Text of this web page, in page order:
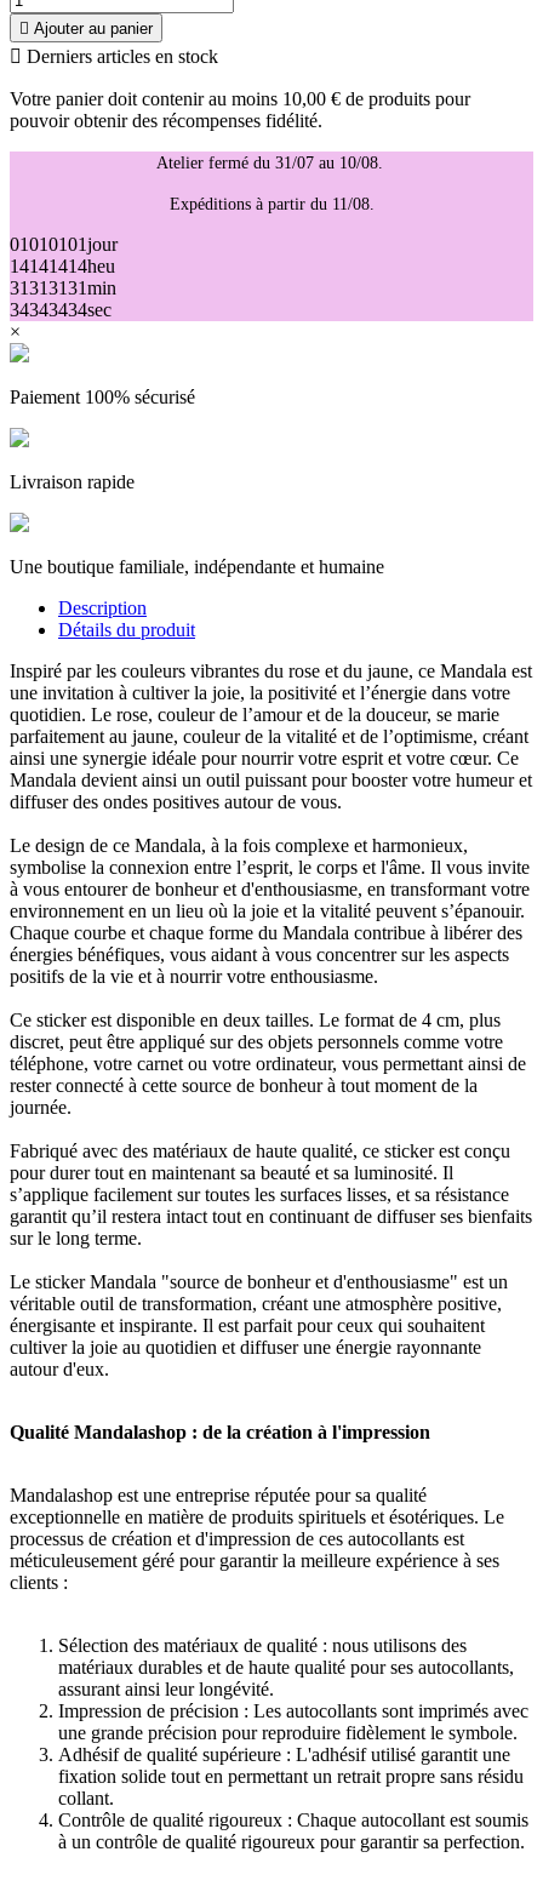
 Ajouter au panier
 Derniers articles en stock
Votre panier doit contenir au moins 10,00 € de produits pour
pouvoir obtenir des récompenses fidélité.
Atelier fermé du 31/07 au 10/08.
Expéditions à partir du 11/08.
01010101jour
14141414heu
31313131min
34343434sec
×
Paiement 100% sécurisé
Livraison rapide
Une boutique familiale, indépendante et humaine
Description
Détails du produit
Inspiré par les couleurs vibrantes du rose et du jaune, ce Mandala est
une invitation à cultiver la joie, la positivité et l’énergie dans votre
quotidien. Le rose, couleur de l’amour et de la douceur, se marie
parfaitement au jaune, couleur de la vitalité et de l’optimisme, créant
ainsi une synergie idéale pour nourrir votre esprit et votre cœur. Ce
Mandala devient ainsi un outil puissant pour booster votre humeur et
diffuser des ondes positives autour de vous.
Le design de ce Mandala, à la fois complexe et harmonieux,
symbolise la connexion entre l’esprit, le corps et l'âme. Il vous invite
à vous entourer de bonheur et d'enthousiasme, en transformant votre
environnement en un lieu où la joie et la vitalité peuvent s’épanouir.
Chaque courbe et chaque forme du Mandala contribue à libérer des
énergies bénéfiques, vous aidant à vous concentrer sur les aspects
positifs de la vie et à nourrir votre enthousiasme.
Ce sticker est disponible en deux tailles. Le format de 4 cm, plus
discret, peut être appliqué sur des objets personnels comme votre
téléphone, votre carnet ou votre ordinateur, vous permettant ainsi de
rester connecté à cette source de bonheur à tout moment de la
journée.
Fabriqué avec des matériaux de haute qualité, ce sticker est conçu
pour durer tout en maintenant sa beauté et sa luminosité. Il
s’applique facilement sur toutes les surfaces lisses, et sa résistance
garantit qu’il restera intact tout en continuant de diffuser ses bienfaits
sur le long terme.
Le sticker Mandala "source de bonheur et d'enthousiasme" est un
véritable outil de transformation, créant une atmosphère positive,
énergisante et inspirante. Il est parfait pour ceux qui souhaitent
cultiver la joie au quotidien et diffuser une énergie rayonnante
autour d'eux.
Qualité Mandalashop : de la création à l'impression
Mandalashop est une entreprise réputée pour sa qualité
exceptionnelle en matière de produits spirituels et ésotériques. Le
processus de création et d'impression de ces autocollants est
méticuleusement géré pour garantir la meilleure expérience à ses
clients :
Sélection des matériaux de qualité : nous utilisons des
matériaux durables et de haute qualité pour ses autocollants,
assurant ainsi leur longévité.
Impression de précision : Les autocollants sont imprimés avec
une grande précision pour reproduire fidèlement le symbole.
Adhésif de qualité supérieure : L'adhésif utilisé garantit une
fixation solide tout en permettant un retrait propre sans résidu
collant.
Contrôle de qualité rigoureux : Chaque autocollant est soumis
à un contrôle de qualité rigoureux pour garantir sa perfection.